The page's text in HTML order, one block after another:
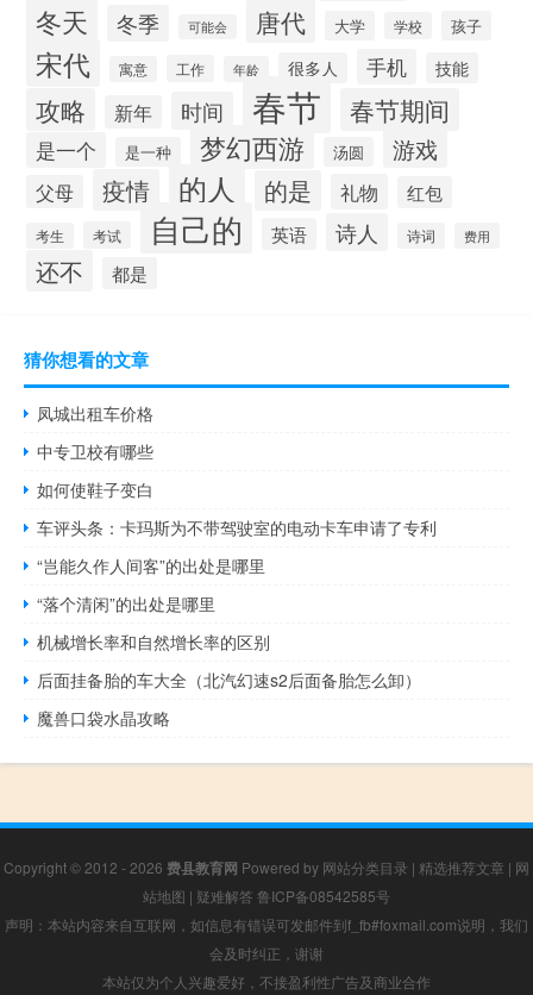
冬天 冬季 可能会 唐代 大学 学校 孩子
宋代 寓意 工作 年龄 很多人 手机 技能
攻略 新年 时间 春节 春节期间
是一个 是一种 梦幻西游 汤圆 游戏
父母 疫情 的人 的是 礼物 红包
考生 考试 自己的 英语 诗人 诗词 费用
还不 都是
猜你想看的文章
凤城出租车价格
中专卫校有哪些
如何使鞋子变白
车评头条：卡玛斯为不带驾驶室的电动卡车申请了专利
“岂能久作人间客”的出处是哪里
“落个清闲”的出处是哪里
机械增长率和自然增长率的区别
后面挂备胎的车大全（北汽幻速s2后面备胎怎么卸）
魔兽口袋水晶攻略
Copyright © 2012 - 2026 费县教育网 Powered by 网站分类目录 | 精选推荐文章 | 网
站地图 | 疑难解答 鲁ICP备08542585号
声明：本站内容来自互联网，如信息有错误可发邮件到f_fb#foxmail.com说明，我们
会及时纠正，谢谢
本站仅为个人兴趣爱好，不接盈利性广告及商业合作